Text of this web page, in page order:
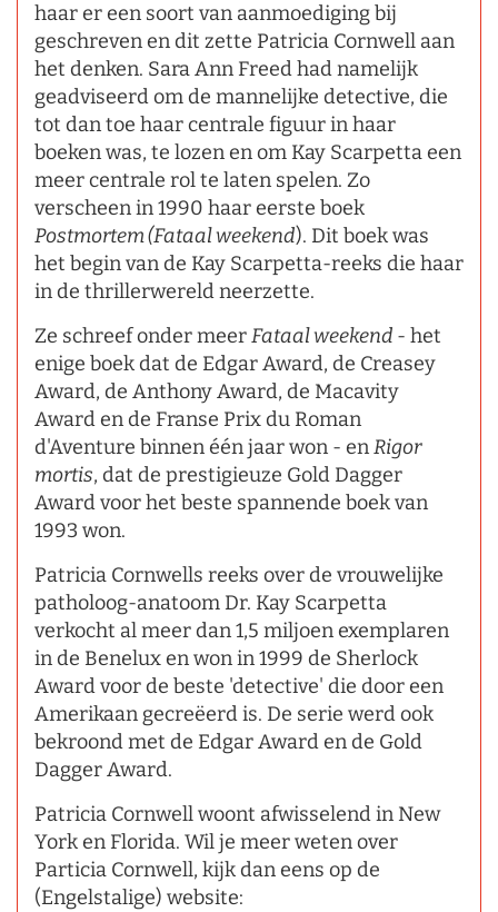
haar er een soort van aanmoediging bij
geschreven en dit zette Patricia Cornwell aan
het denken. Sara Ann Freed had namelijk
geadviseerd om de mannelijke detective, die
tot dan toe haar centrale figuur in haar
boeken was, te lozen en om Kay Scarpetta een
meer centrale rol te laten spelen. Zo
verscheen in 1990 haar eerste boek
Postmortem (Fataal weekend). Dit boek was
het begin van de Kay Scarpetta-reeks die haar
in de thrillerwereld neerzette.
Ze schreef onder meerFataal weekend - het
enige boek dat de Edgar Award, de Creasey
Award, de Anthony Award, de Macavity
Award en de Franse Prix du Roman
d'Aventure binnen één jaar won - enRigor
mortis, dat de prestigieuze Gold Dagger
Award voor het beste spannende boek van
1993 won.
Patricia Cornwells reeks over de vrouwelijke
patholoog-anatoom Dr. Kay Scarpetta
verkocht al meer dan 1,5 miljoen exemplaren
in de Benelux en won in 1999 de Sherlock
Award voor de beste 'detective' die door een
Amerikaan gecreëerd is. De serie werd ook
bekroond met de Edgar Award en de Gold
Dagger Award.
Patricia Cornwell woont afwisselend in New
York en Florida. Wil je meer weten over
Particia Cornwell, kijk dan eens op de
(Engelstalige) website: